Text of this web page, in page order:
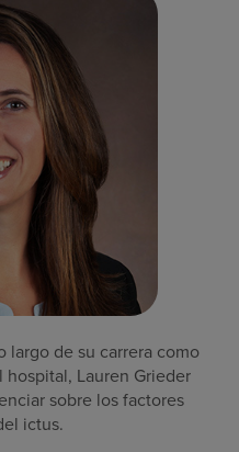
largo de su carrera como
Lauren Grieder
sobre los factores
ictus.